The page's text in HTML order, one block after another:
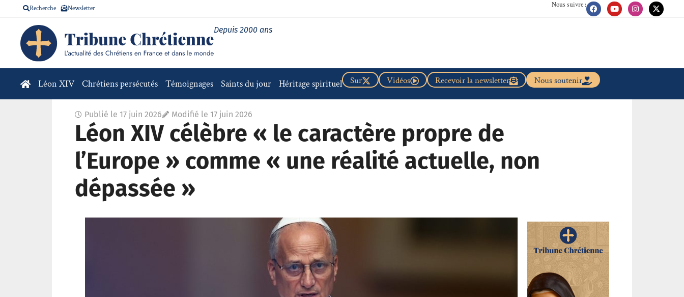
Recherche Newsletter Nous suivre :
Depuis 2000 ans
Léon XIV Chrétiens persécutés Témoignages Saints du jour Héritage spirituel Nous soutenir
Recevoir la newsletter
Vidéos
Sur
Publié le 17 juin 2026 Modifié le 17 juin 2026
Léon XIV célèbre « le caractère propre de
l’Europe » comme « une réalité actuelle, non
dépassée »